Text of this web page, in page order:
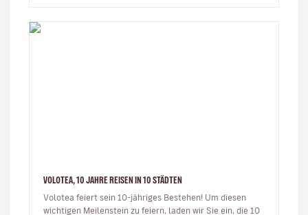
VOLOTEA, 10 JAHRE REISEN IN 10 STÄDTEN
Volotea feiert sein 10-jähriges Bestehen! Um diesen
wichtigen Meilenstein zu feiern, laden wir Sie ein, die 10